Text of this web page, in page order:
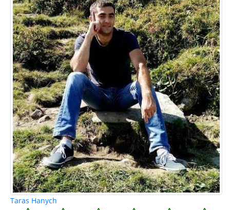
Taras Hanych